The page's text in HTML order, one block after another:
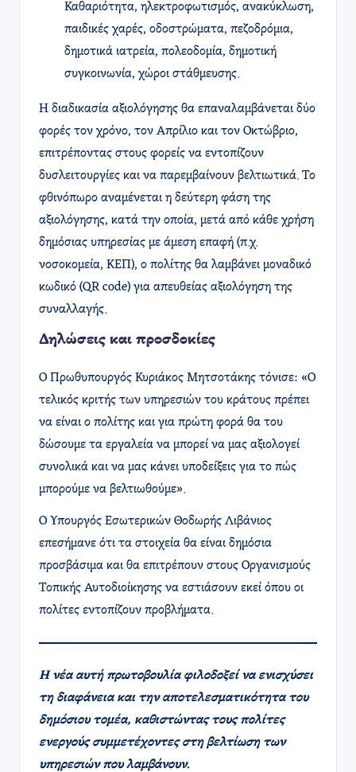
Καθαριότητα, ηλεκτροφωτισμός, ανακύκλωση,
παιδικές χαρές, οδοστρώματα, πεζοδρόμια,
δημοτικά ιατρεία, πολεοδομία, δημοτική
συγκοινωνία, χώροι στάθμευσης.
Η διαδικασία αξιολόγησης θα επαναλαμβάνεται δύο
φορές τον χρόνο, τον Απρίλιο και τον Οκτώβριο,
επιτρέποντας στους φορείς να εντοπίζουν
δυσλειτουργίες και να παρεμβαίνουν βελτιωτικά. Το
φθινόπωρο αναμένεται η δεύτερη φάση της
αξιολόγησης, κατά την οποία, μετά από κάθε χρήση
δημόσιας υπηρεσίας με άμεση επαφή (π.χ.
νοσοκομεία, ΚΕΠ), ο πολίτης θα λαμβάνει μοναδικό
κωδικό (QR code) για απευθείας αξιολόγηση της
συναλλαγής. ​
Δηλώσεις και προσδοκίες
Ο Πρωθυπουργός Κυριάκος Μητσοτάκης τόνισε: «Ο
τελικός κριτής των υπηρεσιών του κράτους πρέπει
να είναι ο πολίτης και για πρώτη φορά θα του
δώσουμε τα εργαλεία να μπορεί να μας αξιολογεί
συνολικά και να μας κάνει υποδείξεις για το πώς
μπορούμε να βελτιωθούμε». ​
Ο Υπουργός Εσωτερικών Θοδωρής Λιβάνιος
επεσήμανε ότι τα στοιχεία θα είναι δημόσια
προσβάσιμα και θα επιτρέπουν στους Οργανισμούς
Τοπικής Αυτοδιοίκησης να εστιάσουν εκεί όπου οι
πολίτες εντοπίζουν προβλήματα.
Η νέα αυτή πρωτοβουλία φιλοδοξεί να ενισχύσει
τη διαφάνεια και την αποτελεσματικότητα του
δημόσιου τομέα, καθιστώντας τους πολίτες
ενεργούς συμμετέχοντες στη βελτίωση των
υπηρεσιών που λαμβάνουν.